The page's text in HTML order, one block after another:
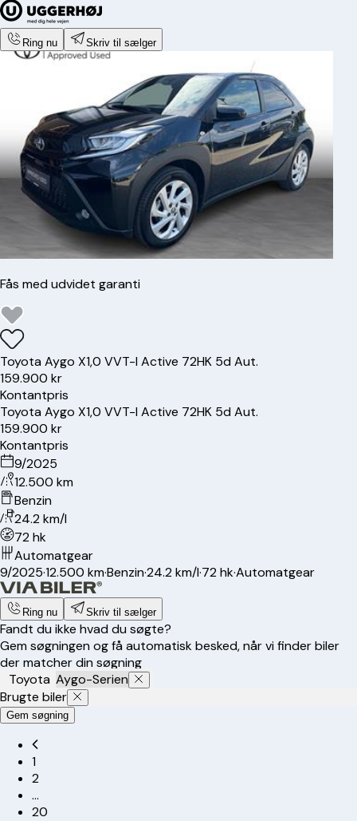
Ring nu Skriv til sælger
Fås med udvidet garanti
ToyotaAygo X1,0 VVT-I Active 72HK 5d Aut.
159.900 kr
Kontantpris
ToyotaAygo X1,0 VVT-I Active 72HK 5d Aut.
159.900 kr
Kontantpris
9/2025
12.500 km
Benzin
24.2 km/l
72 hk
Automatgear
9/2025·12.500 km·Benzin·24.2 km/l·72 hk·Automatgear
Ring nu Skriv til sælger
Fandt du ikke hvad du søgte?
Gem søgningen og få automatisk besked, når vi finder biler
der matcher din søgning
Toyota Aygo-Serien
Brugte biler
Gem søgning
1
2
…
20